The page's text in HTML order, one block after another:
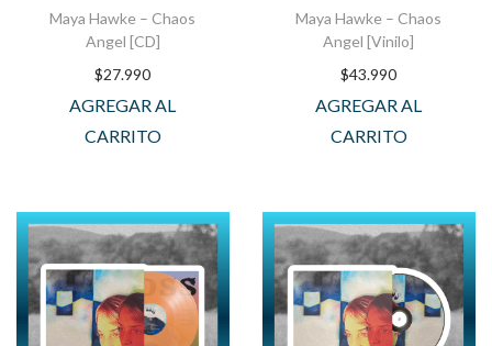
Maya Hawke – Chaos
Angel [CD]
$27.990
AGREGAR AL
CARRITO
Maya Hawke – Chaos
Angel [Vinilo]
$43.990
AGREGAR AL
CARRITO